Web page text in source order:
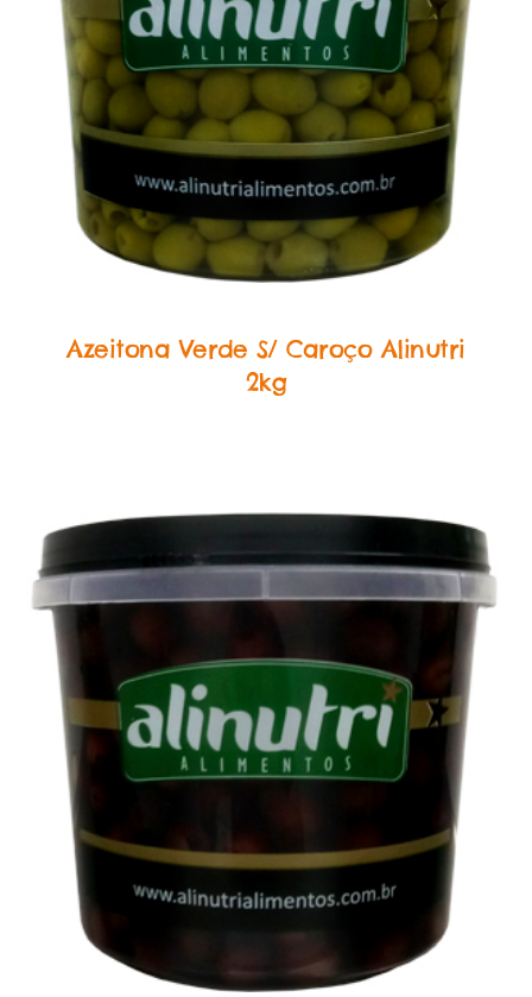
Azeitona Verde S/ Caroço Alinutri
2kg